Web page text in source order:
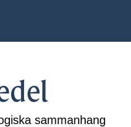
sammanhang